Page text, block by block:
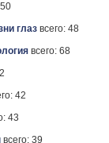
глаз всего: 48
всего: 68
42
43
всего: 39